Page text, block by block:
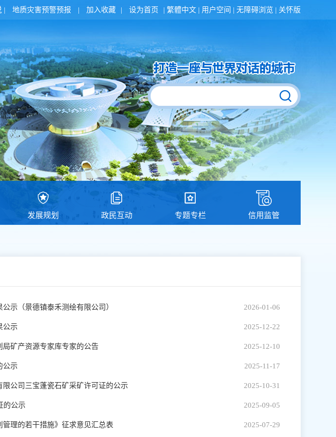
| 地质灾害预警预报 | 加入收藏 | 设为首页 | 繁體中文 | 用户空间 | 无障碍浏览 | 关怀版
发展规划 政民互动 专题专栏 信用监管
2026-01-06
示（景德镇泰禾测绘有限公司）
2025-12-22
公示
2025-12-10
矿产资源专家库专家的公告
2025-11-17
公示
2025-10-31
公司三宝蓬瓷石矿采矿许可证的公示
2025-09-05
的公示
2025-07-29
管理的若干措施》征求意见汇总表